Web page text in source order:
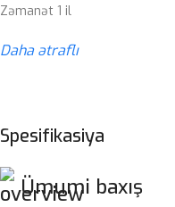
Zəmanət 1 il
Daha ətraflı
Spesifikasiya
Ümumi baxış